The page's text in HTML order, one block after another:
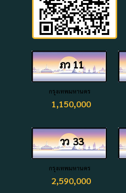
11
ภว
กรุงเทพมหานคร
1,150,000
33
วว
กรุงเทพมหานคร
2,590,000